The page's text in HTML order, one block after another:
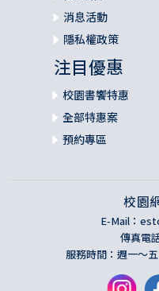
消息活動
隱私權政策
注目優惠
校園書饗特惠
全部特惠案
預約專區
校園
E-Mail：
傳真電
服務時間：週一～